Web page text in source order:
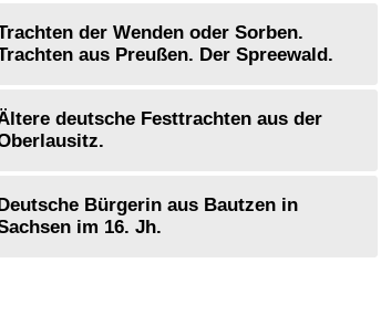
der Wenden oder Sorben.
aus Preußen. Der Spreewald.
deutsche Festtrachten aus der
Deutsche Bürgerin aus Bautzen in
im 16. Jh.